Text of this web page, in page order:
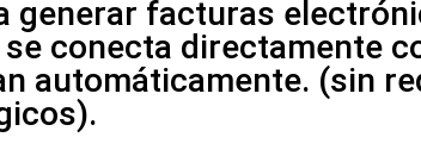
generar facturas
conecta directamente
automáticamente. (sin